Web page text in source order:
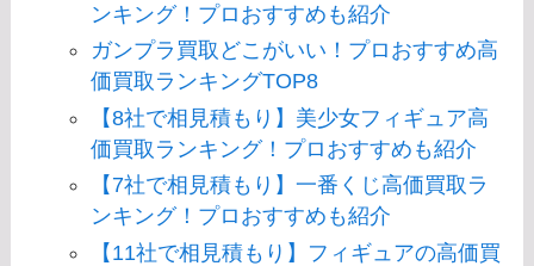
ンキング！プロおすすめも紹介
ガンプラ買取どこがいい！プロおすすめ高
価買取ランキングTOP8
【8社で相見積もり】美少女フィギュア高
価買取ランキング！プロおすすめも紹介
【7社で相見積もり】一番くじ高価買取ラ
ンキング！プロおすすめも紹介
【11社で相見積もり】フィギュアの高価買